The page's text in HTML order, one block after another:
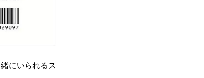
にいられるス